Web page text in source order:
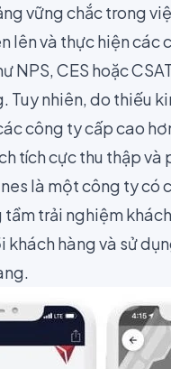
vững chắc trong
lên và thực hiện các
NPS, CES hoặc
Tuy nhiên, do thiếu
công ty cấp cao
tích cực thu thập và
là một công ty có
tầm trải nghiệm
khách hàng và sử